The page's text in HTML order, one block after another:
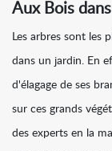
Aux Bois
Les arbres sont les
dans un jardin. En
d'élagage de ses
sur ces grands
des experts en la